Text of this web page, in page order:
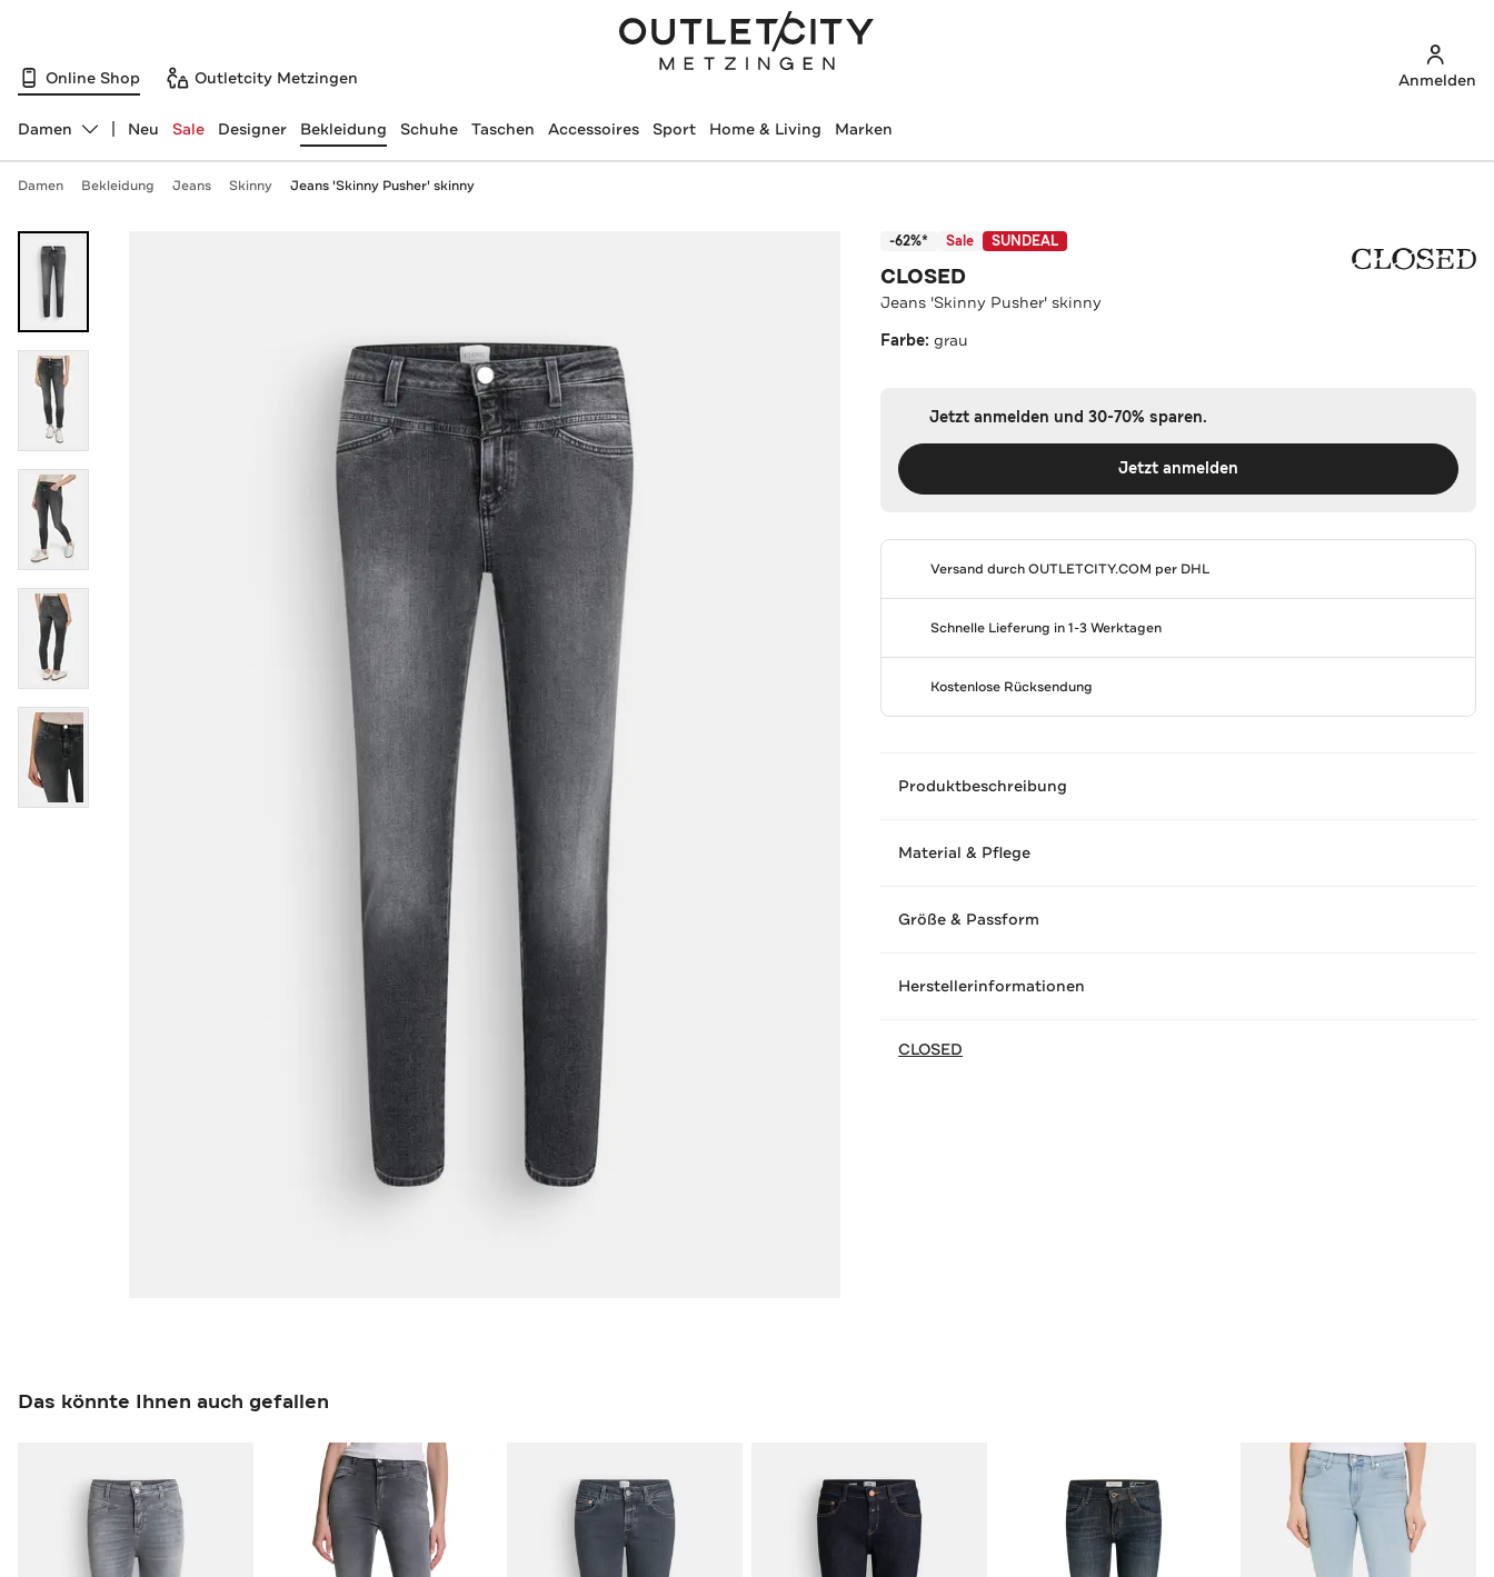
Online Shop Outletcity Metzingen Anmelden
Abteilung ändern, ausgewählt:
Damen Neu Sale Designer Bekleidung Schuhe Taschen Accessoires Sport Home & Living Marken
Damen Bekleidung Jeans Skinny Jeans 'Skinny Pusher' skinny
-62%* Sale SUNDEAL
CLOSED
Jeans 'Skinny Pusher' skinny
Farbe:grau
Jetzt anmelden und 30-70% sparen.
Jetzt anmelden
Versand durchOUTLETCITY.COM per DHL
Schnelle Lieferung in 1-3 Werktagen
Kostenlose Rücksendung
Produktbeschreibung
Material & Pflege
Größe & Passform
Herstellerinformationen
CLOSED
Das könnte Ihnen auch gefallen